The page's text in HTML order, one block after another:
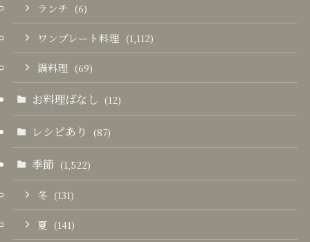
ランチ (6)
ワンプレート料理 (1,112)
鍋料理 (69)
お料理ばなし (12)
レシピあり (87)
季節 (1,522)
冬 (131)
夏 (141)